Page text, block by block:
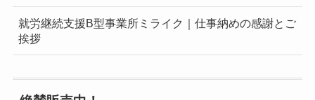
就労継続支援B型事業所ミライク｜仕事納めの感謝とご
挨拶